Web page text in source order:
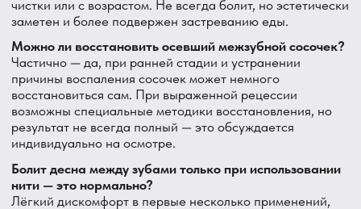
Адрес: Санкт-Петербург, посёлок Парголово, ул.
Валерия Гаврилина, 3, корп. 1
Навигация
Контакты
+7 (812) 214-61-08
da3396969@gmail.com
Работаем для вас
ежедневно с 10:00 до
21:00
Вопросы и предложения
Санкт-Петербург,